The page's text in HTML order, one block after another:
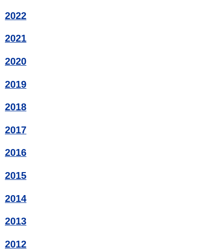
2022
2021
2020
2019
2018
2017
2016
2015
2014
2013
2012